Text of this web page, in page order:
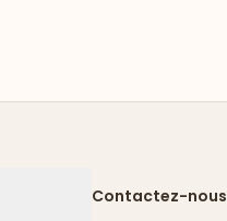
Contactez-nous